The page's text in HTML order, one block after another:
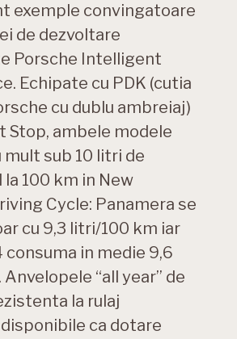
exemple convingatoare
de dezvoltare
Porsche Intelligent
Echipate cu PDK (cutia
cu dublu ambreiaj)
Stop, ambele modele
mult sub 10 litri de
100 km in New
Cycle: Panamera se
cu 9,3 litri/100 km iar
consuma in medie 9,6
“all year” de
la rulaj
ca dotare